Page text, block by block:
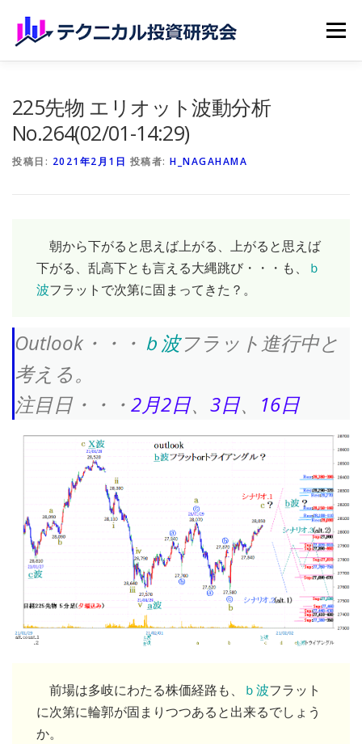
メニュー
225先物 エリオット波動分析
No.264(02/01-14:29)
投稿日: 2021年2月1日 投稿者: H_NAGAHAMA
朝から下がると思えば上がる、上がると思えば
下がる、乱高下とも言える大縄跳び・・・も、
ｂ
波フラットで次第に固まってきた？。
Outlook・・・ ｂ波フラット進行中と
考える。
注目日・・・ 2月2日、 3日、 16日
前場は多岐にわたる株価経路も、 ｂ波フラット
に次第に輪郭が固まりつつあると出来るでしょう
か。